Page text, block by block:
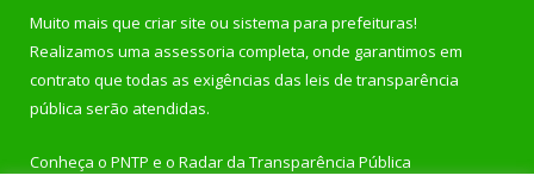
Muito mais que criar site ou sistema para prefeituras!
Realizamos uma assessoria completa, onde garantimos em
contrato que todas as exigências das leis de transparência
pública serão atendidas.
Conheça o PNTP e o Radar da Transparência Pública